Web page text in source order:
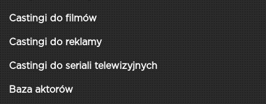
Castingi do filmów
Castingi do reklamy
Castingi do seriali telewizyjnych
Baza aktorów